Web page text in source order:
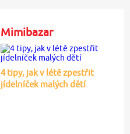
Mimibazar
4 tipy, jak v létě zpestřit
jídelníček malých dětí